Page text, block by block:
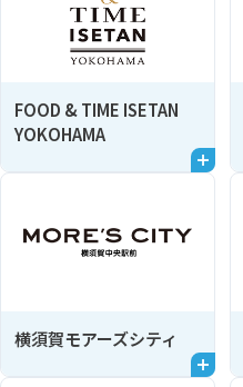
FOOD & TIME ISETAN
YOKOHAMA
横須賀モアーズシティ